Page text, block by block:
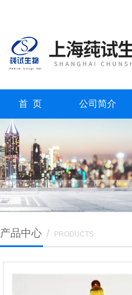
首 页 公司简介
产品中心 / PRODUCTS